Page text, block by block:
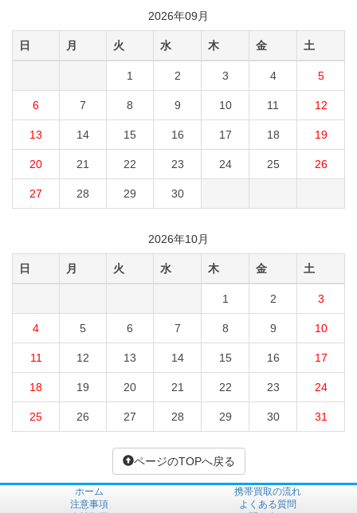
2026年09月
日 月 火 水 木 金 土
1 2 3 4 5
6 7 8 9 10 11 12
13 14 15 16 17 18 19
20 21 22 23 24 25 26
27 28 29 30
2026年10月
日 月 火 水 木 金 土
1 2 3
4 5 6 7 8 9 10
11 12 13 14 15 16 17
18 19 20 21 22 23 24
25 26 27 28 29 30 31
ページのTOPへ戻る
ホーム
携帯買取の流れ
注意事項
よくある質問